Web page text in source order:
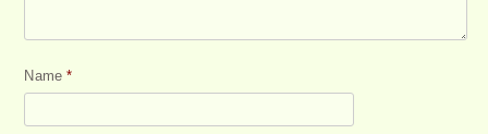
Name*